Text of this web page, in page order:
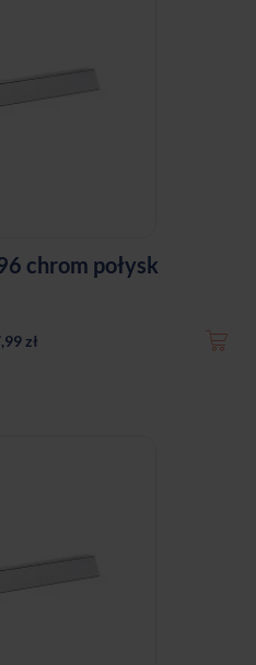
chrom połysk
zł